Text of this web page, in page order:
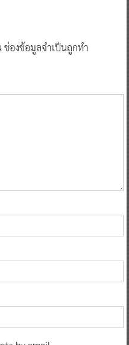
ช่องข้อมูลจำเป็นถูกทำ